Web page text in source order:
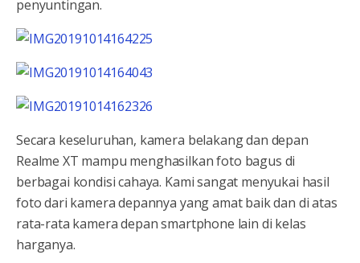
penyuntingan.
Secara keseluruhan, kamera belakang dan depan
Realme XT mampu menghasilkan foto bagus di
berbagai kondisi cahaya. Kami sangat menyukai hasil
foto dari kamera depannya yang amat baik dan di atas
rata-rata kamera depan smartphone lain di kelas
harganya.